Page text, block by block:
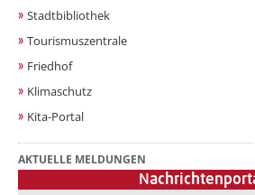
Stadtbibliothek
Tourismuszentrale
Friedhof
Klimaschutz
Kita-Portal
AKTUELLE MELDUNGEN